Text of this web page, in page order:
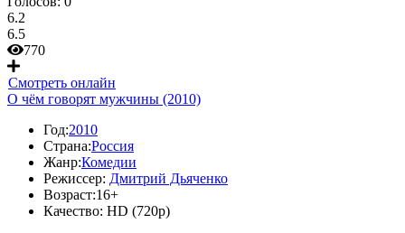
6.2
6.5
770
Смотреть онлайн
О чём говорят мужчины (2010)
Год:2010
Страна:Россия
Жанр:Комедии
Режиссер: Дмитрий Дьяченко
Возраст:16+
Качество: HD (720p)